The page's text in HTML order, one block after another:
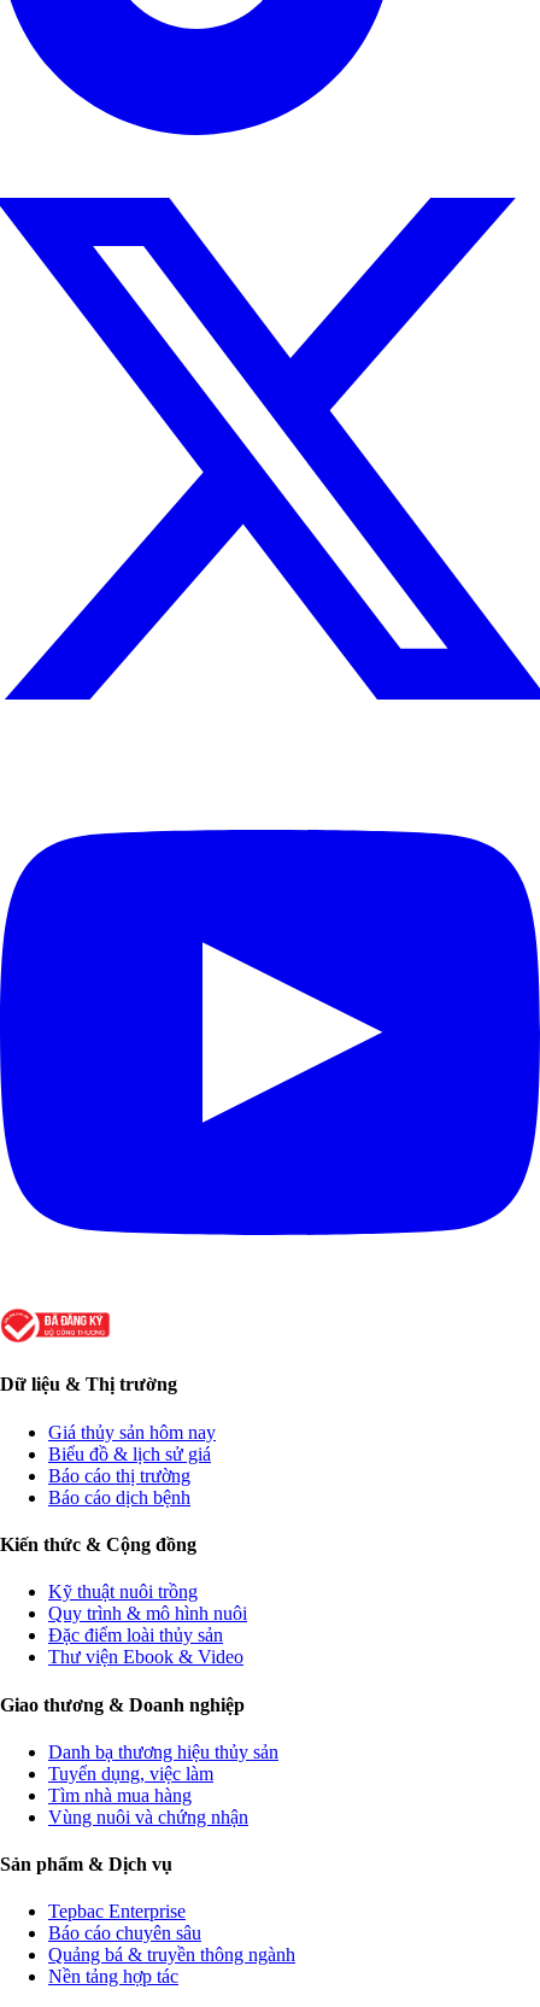
Dữ liệu & Thị trường
Giá thủy sản hôm nay
Biểu đồ & lịch sử giá
Báo cáo thị trường
Báo cáo dịch bệnh
Kiến thức & Cộng đồng
Kỹ thuật nuôi trồng
Quy trình & mô hình nuôi
Đặc điểm loài thủy sản
Thư viện Ebook & Video
Giao thương & Doanh nghiệp
Danh bạ thương hiệu thủy sản
Tuyển dụng, việc làm
Tìm nhà mua hàng
Vùng nuôi và chứng nhận
Sản phẩm & Dịch vụ
Tepbac Enterprise
Báo cáo chuyên sâu
Quảng bá & truyền thông ngành
Nền tảng hợp tác